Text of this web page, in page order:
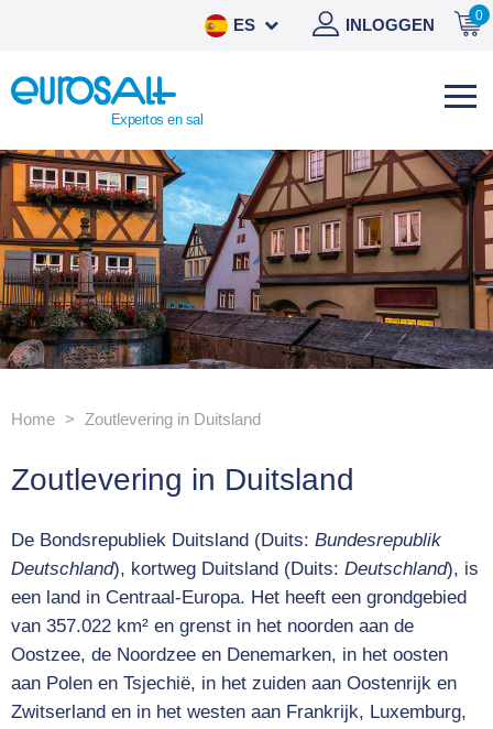
0
INLOGGEN
ES
EN
Expertos en sal
Home Zoutlevering in Duitsland
Zoutlevering in Duitsland
De Bondsrepubliek Duitsland (Duits: Bundesrepublik
Deutschland), kortweg Duitsland (Duits: Deutschland), is
een land in Centraal-Europa. Het heeft een grondgebied
van 357.022 km² en grenst in het noorden aan de
Oostzee, de Noordzee en Denemarken, in het oosten
aan Polen en Tsjechië, in het zuiden aan Oostenrijk en
Zwitserland en in het westen aan Frankrijk, Luxemburg,